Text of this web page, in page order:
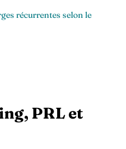
récurrentes selon le
PRL et